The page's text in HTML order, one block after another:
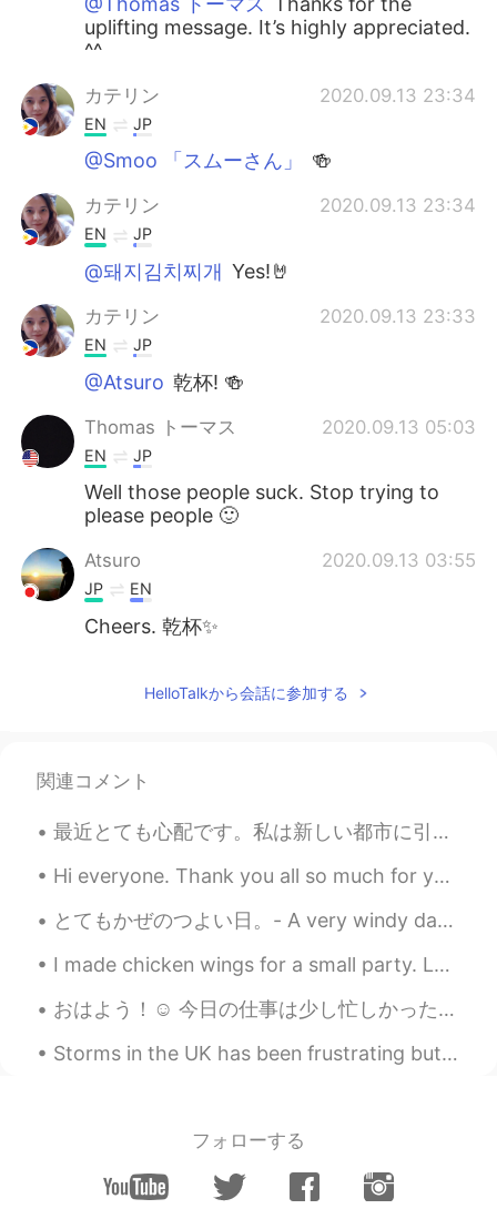
uplifting message. It’s highly appreciated.
^^
カテリン 2020.09.13 23:34
EN JP
@Smoo 「スムーさん」 🍻
カテリン 2020.09.13 23:34
EN JP
@돼지김치찌개 Yes!🤘
カテリン 2020.09.13 23:33
EN JP
@Atsuro 乾杯! 🍻
Thomas トーマス 2020.09.13 05:03
EN JP
Well those people suck. Stop trying to
please people 🙂
Atsuro 2020.09.13 03:55
JP EN
Cheers. 乾杯✨
HelloTalkから会話に参加する
関連コメント
最近とても心配です。私は新しい都市に引っ越して、新しい学校と新しい仕事を始めなければなりません。私は一人でいるのが怖くて、すべてが不可能だと感じています。しかし、今日私はこの蝶を一人で見ました、...
Hi everyone. Thank you all so much for your ongoing patience. Sometimes our schedules are diffic...
とてもかぜのつよい日。- A very windy day. I have quite a few observations to share today, so let me break i...
I made chicken wings for a small party. Lemon pepper and garlic parmesan. It was gone in 5 minu...
おはよう！☺️ 今日の仕事は少し忙しかった！😖でも今は週末だ！🥳良かった！😭疲れた！😱今週は忙しかった！🥺リラックスする！🤩楽しみ！🤭 週末で僕は音楽を聴いて、ゲームをして、日本語を勉強する...
Storms in the UK has been frustrating but it feels like its my aura to others atm... 😩 But I when...
フォローする